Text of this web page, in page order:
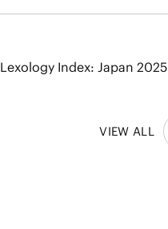
Lexology Index: Japan 2025
VIEW ALL